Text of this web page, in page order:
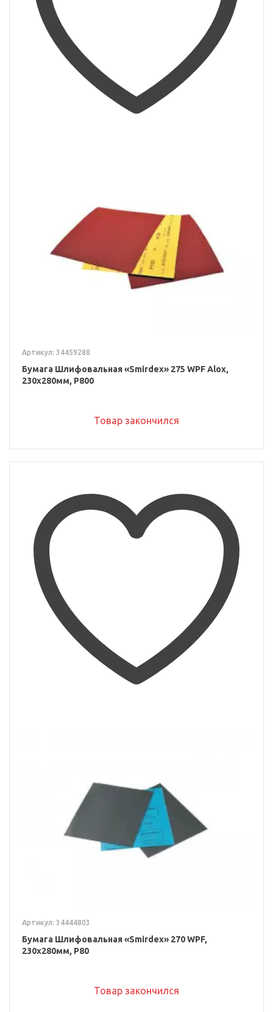
Артикул: 34459288
Бумага Шлифовальная «Smirdex» 275 WPF Alox,
230x280мм, P800
Товар закончился
Артикул: 34444803
Бумага Шлифовальная «Smirdex» 270 WPF,
230x280мм, P80
Товар закончился